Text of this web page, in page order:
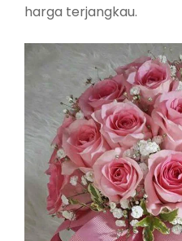
harga terjangkau.